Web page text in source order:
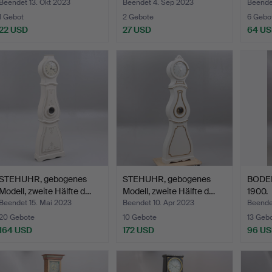
13. Okt 2023
Gebot
USD
Beendet 4. Sep 2023
2 Gebote
27 USD
6
64
gebogenes
zweite Hälfte d…
15. Mai 2023
Gebote
USD
STEHUHR, gebogenes
Modell, zweite Hälfte d…
Beendet 10. Apr 2023
10 Gebote
172 USD
1900.
13
96